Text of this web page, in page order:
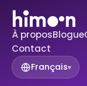
À proposBlogue
Contact
Français▾